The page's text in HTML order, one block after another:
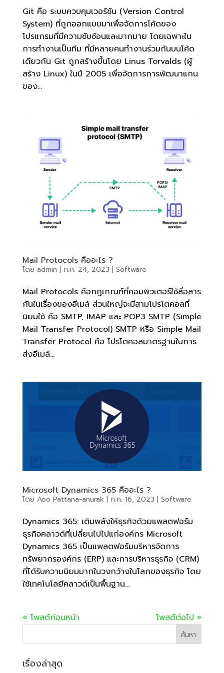
Git คือ ระบบควบคุมเวอร์ชัน (Version Control
System) ที่ถูกออกแบบมาเพื่อจัดการโค้ดของ
โปรแกรมที่มีความซับซ้อนและมากมาย โดยเฉพาะใน
การทำงานเป็นทีม ที่มีหลายคนทำงานร่วมกันบนโค้ด
เดียวกัน Git ถูกสร้างขึ้นโดย Linus Torvalds (ผู้
สร้าง Linux) ในปี 2005 เพื่อจัดการการพัฒนาแกน
ของ...
Mail Protocols คืออะไร ?
โดย admin | ก.ค. 24, 2023 | Software
Mail Protocols คือกฎเกณฑ์ที่คอมพิวเตอร์ใช้สื่อสาร
กันในเรื่องของอีเมล์ ส่วนใหญ่จะมีสามโปรโตคอลที่
นิยมใช้ คือ SMTP, IMAP และ POP3 SMTP (Simple
Mail Transfer Protocol) SMTP หรือ Simple Mail
Transfer Protocol คือ โปรโตคอลมาตรฐานในการ
ส่งอีเมล์...
Microsoft Dynamics 365 คืออะไร ?
โดย Aoo Pattana-anurak | ก.ค. 16, 2023 | Software
Dynamics 365: เติมพลังให้ธุรกิจด้วยแพลตฟอร์ม
ธุรกิจคลาวด์ที่เปลี่ยนไปไปแก่องค์กร Microsoft
Dynamics 365 เป็นแพลตฟอร์มบริหารจัดการ
ทรัพยากรองค์กร (ERP) และการบริหารธุรกิจ (CRM)
ที่ได้รับความนิยมมากในวงกว้างในโลกของธุรกิจ โดย
ใช้เทคโนโลยีคลาวด์เป็นพื้นฐาน...
« โพสต์ก่อนหน้า โพสต์ต่อไป »
เรื่องล่าสุด